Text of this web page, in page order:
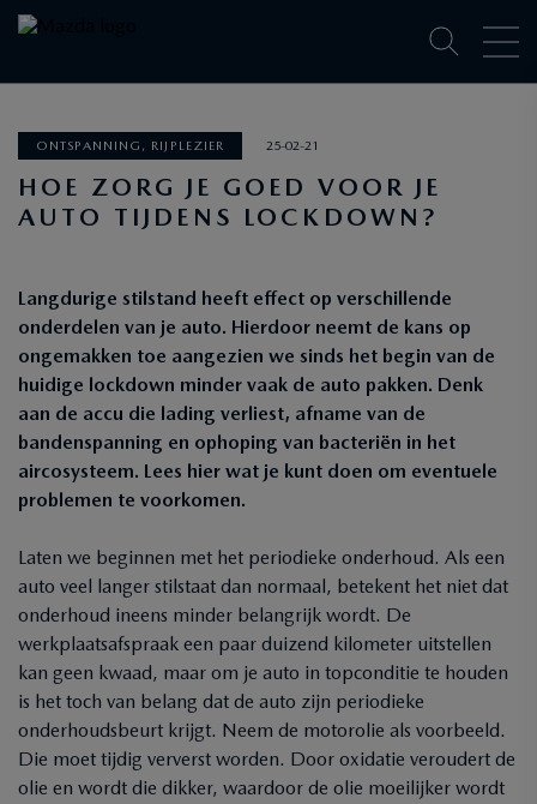
ONTSPANNING, RIJPLEZIER 25-02-21
HOE ZORG JE GOED VOOR JE
AUTO TIJDENS LOCKDOWN?
Langdurige stilstand heeft effect op verschillende
onderdelen van je auto. Hierdoor neemt de kans op
ongemakken toe aangezien we sinds het begin van de
huidige lockdown minder vaak de auto pakken. Denk
aan de accu die lading verliest, afname van de
bandenspanning en ophoping van bacteriën in het
aircosysteem. Lees hier wat je kunt doen om eventuele
problemen te voorkomen.
Laten we beginnen met het periodieke onderhoud. Als een
auto veel langer stilstaat dan normaal, betekent het niet dat
onderhoud ineens minder belangrijk wordt. De
werkplaatsafspraak een paar duizend kilometer uitstellen
kan geen kwaad, maar om je auto in topconditie te houden
is het toch van belang dat de auto zijn periodieke
onderhoudsbeurt krijgt. Neem de motorolie als voorbeeld.
Die moet tijdig ververst worden. Door oxidatie veroudert de
olie en wordt die dikker, waardoor de olie moeilijker wordt